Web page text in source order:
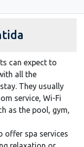
can expect to
all the
They usually
service, Wi-Fi
as the pool, gym,
offer spa services